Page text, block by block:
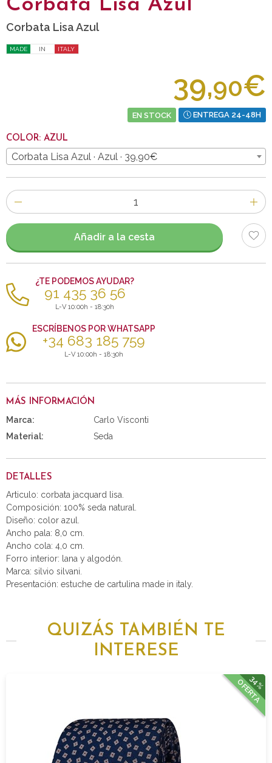
Corbata Lisa Azul
Corbata Lisa Azul
MADE IN ITALY
39,90€
EN STOCK ENTREGA 24-48H
COLOR: AZUL
Corbata Lisa Azul · Azul · 39,90€
Número
de
artículos
Añadir a la cesta
¿TE PODEMOS AYUDAR?
91 435 36 56
L-V 10:00h - 18:30h
ESCRÍBENOS POR WHATSAPP
+34 683 185 759
L-V 10:00h - 18:30h
MÁS INFORMACIÓN
Marca:
Carlo Visconti
Material:
Seda
DETALLES
Articulo: corbata jacquard lisa.
Composición: 100% seda natural.
Diseño: color azul.
Ancho pala: 8,0 cm.
Ancho cola: 4,0 cm.
Forro interior: lana y algodón.
Marca: silvio silvani.
Presentación: estuche de cartulina made in italy.
QUIZÁS TAMBIÉN TE
INTERESE
34%
OFERTA